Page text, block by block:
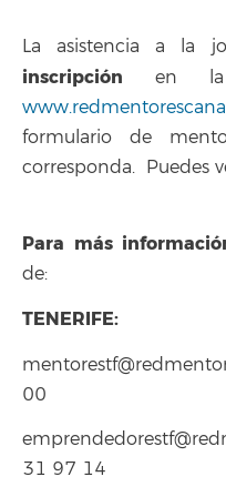
La asistencia a la
inscripción en la
formulario de
corresponda. Puedes
Para más
de:
TENERIFE:
00
31 97 14